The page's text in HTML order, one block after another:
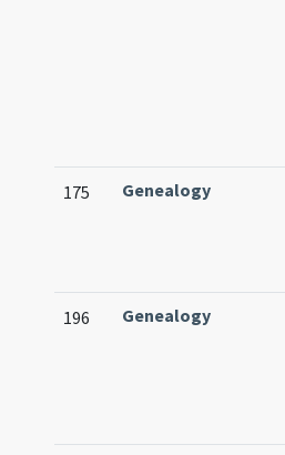
175 Genealogy
196 Genealogy